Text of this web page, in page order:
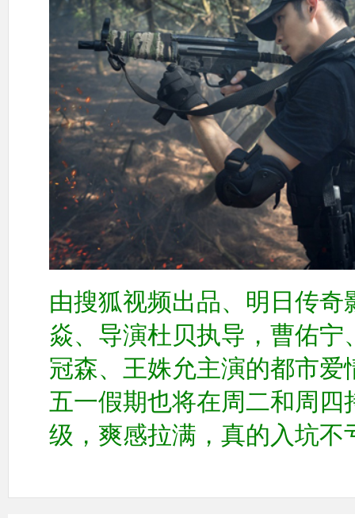
由搜狐视频出品、明日传
焱、导演杜贝执导，曹佑
冠森、王姝允主演的都市
五一假期也将在周二和周四
级，爽感拉满，真的入坑不